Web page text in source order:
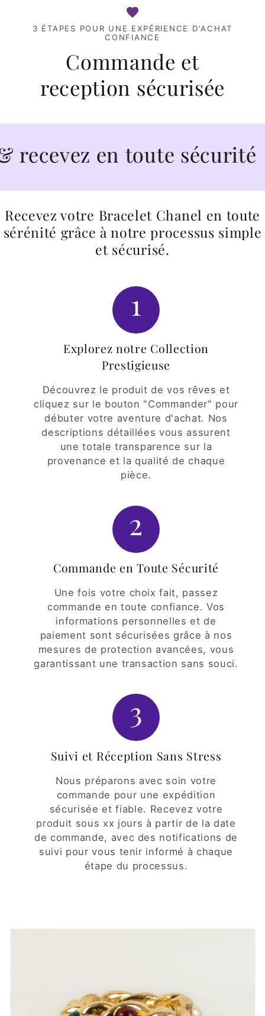
3 ÉTAPES POUR UNE EXPÉRIENCE D'ACHAT
CONFIANCE
Commande et
reception sécurisée
en toute sécurité
Recevez votre Bracelet Chanel en toute
sérénité grâce à notre processus simple
et sécurisé.
1
Explorez notre Collection
Prestigieuse
Découvrez le produit de vos rêves et
cliquez sur le bouton "Commander" pour
débuter votre aventure d'achat. Nos
descriptions détaillées vous assurent
une totale transparence sur la
provenance et la qualité de chaque
pièce.
2
Commande en Toute Sécurité
Une fois votre choix fait, passez
commande en toute confiance. Vos
informations personnelles et de
paiement sont sécurisées grâce à nos
mesures de protection avancées, vous
garantissant une transaction sans souci.
3
Suivi et Réception Sans Stress
Nous préparons avec soin votre
commande pour une expédition
sécurisée et fiable. Recevez votre
produit sous xx jours à partir de la date
de commande, avec des notifications de
suivi pour vous tenir informé à chaque
étape du processus.